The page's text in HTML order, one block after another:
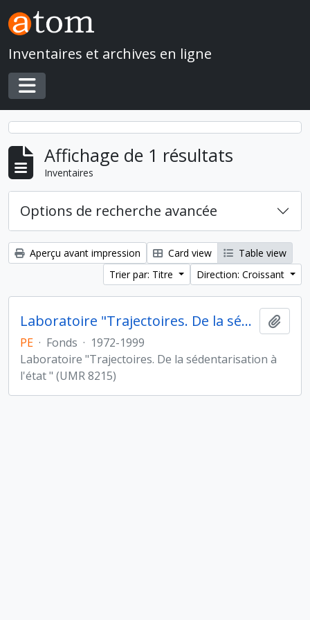
Skip to main content
Inventaires et archives en ligne
Toggle navigation
Affichage de 1 résultats
Inventaires
Options de recherche avancée
Aperçu avant impression Card view
Table view
Trier par: Titre
Direction: Croissant
Laboratoire "Trajectoires. De la sédentarisation à l'État "
PE · Fonds · 1972-1999
Laboratoire "Trajectoires. De la sédentarisation à
l'état " (UMR 8215)